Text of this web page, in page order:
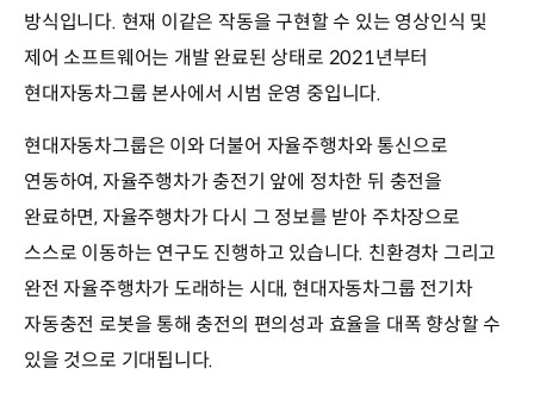
방식입니다. 현재 이같은 작동을 구현할 수 있는 영상인식 및
제어 소프트웨어는 개발 완료된 상태로 2021년부터
현대자동차그룹 본사에서 시범 운영 중입니다.
현대자동차그룹은 이와 더불어 자율주행차와 통신으로
연동하여, 자율주행차가 충전기 앞에 정차한 뒤 충전을
완료하면, 자율주행차가 다시 그 정보를 받아 주차장으로
스스로 이동하는 연구도 진행하고 있습니다. 친환경차 그리고
완전 자율주행차가 도래하는 시대, 현대자동차그룹 전기차
자동충전 로봇을 통해 충전의 편의성과 효율을 대폭 향상할 수
있을 것으로 기대됩니다.